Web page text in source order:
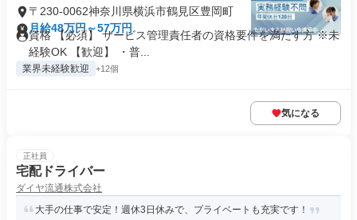
〒230-0062神奈川県横浜市鶴見区豊岡町
月給48万円～57万円
資格 【必須】 サービス管理責任者の資格要件を満たす方 ※未
経験OK 【歓迎】 ・普...
業界未経験歓迎 +12個
気になる
正社員
宅配ドライバー
ダイヤ流通株式会社
大手の仕事で安定！週休3日休みで、プライベートも充実です！